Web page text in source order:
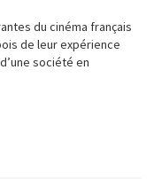
du cinéma français
de leur expérience
société en